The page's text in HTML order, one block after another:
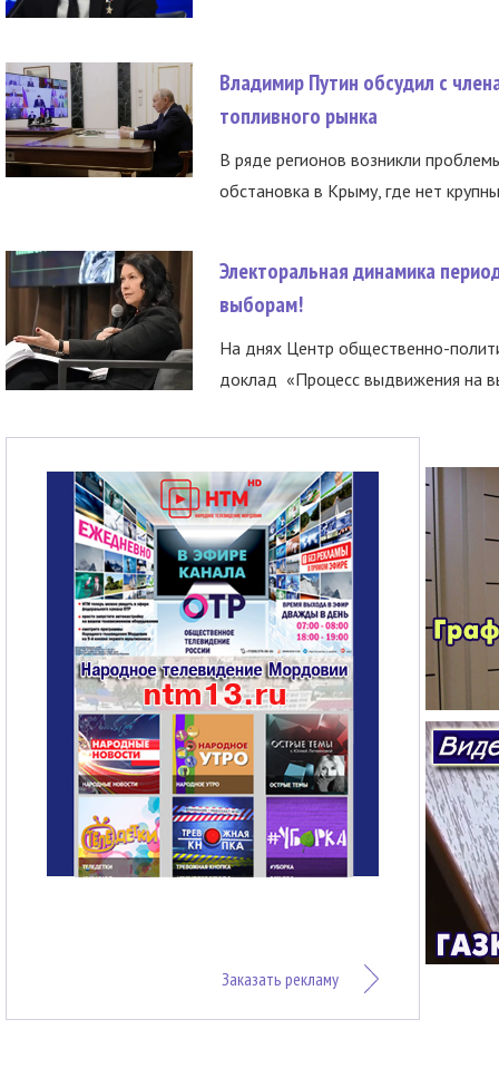
Владимир Путин обсудил с
топливного рынка
В ряде регионов возникли
обстановка в Крыму, где нет
Электоральная динамика
выборам!
На днях Центр общественно-
доклад «Процесс выдвижения на
Заказать рекламу